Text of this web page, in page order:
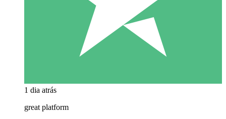
1 dia atrás
great platform